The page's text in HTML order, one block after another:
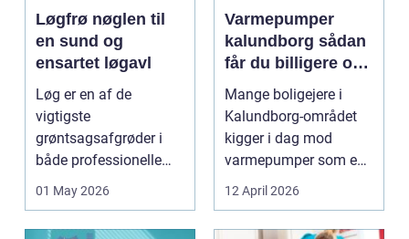
Løgfrø nøglen til
en sund og
ensartet løgavl
Løg er en af de
vigtigste
grøntsagsafgrøder i
både professionelle
køkkenhaver og større
01 May 2026
Varmepumper
kalundborg sådan
får du billigere og
mere bæredygtig
varme
Mange boligejere i
Kalundborg-området
kigger i dag mod
varmepumper som en
vej til lavere
12 April 2026